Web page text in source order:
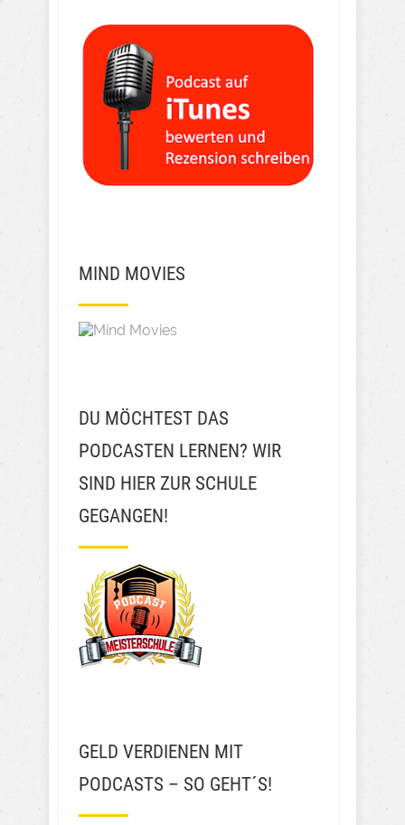
MIND MOVIES
DU MÖCHTEST DAS
PODCASTEN LERNEN? WIR
SIND HIER ZUR SCHULE
GEGANGEN!
GELD VERDIENEN MIT
PODCASTS – SO GEHT´S!